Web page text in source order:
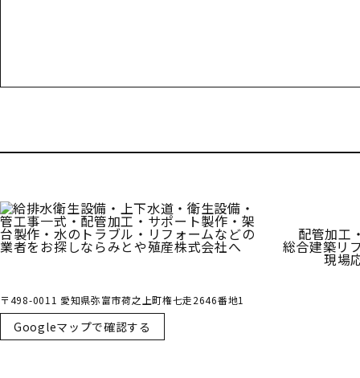
配管加工
総合建築リ
現場
〒498-0011 愛知県弥富市荷之上町権七走2646番地1
Googleマップで確認する